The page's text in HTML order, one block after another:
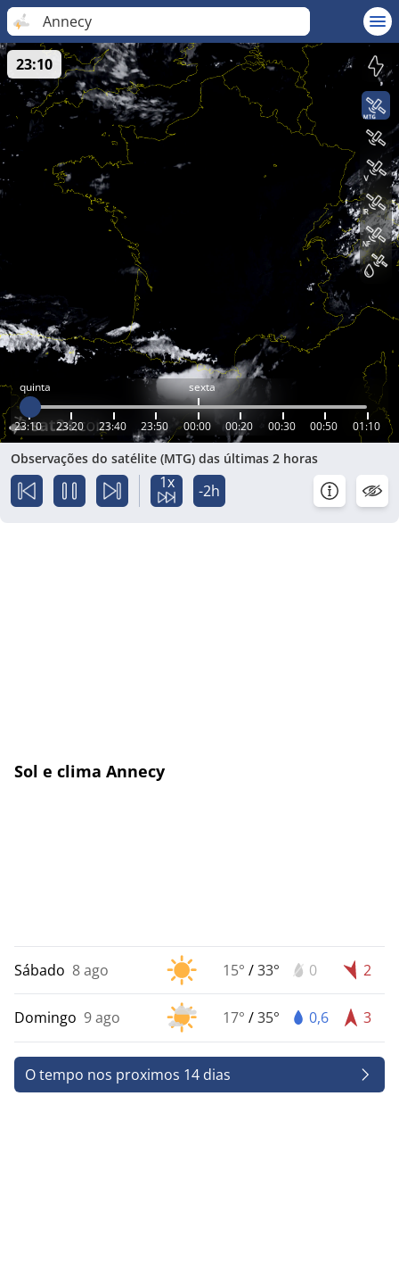
Annecy
quinta sexta
23:10 23:20 23:40 23:50 00:00 00:20 00:30 00:50 01:10
23:10
Observações do satélite (MTG) das últimas 2 horas
1x -2h
Sol e clima Annecy
Sábado 8 ago 15° /33° 0 2
Domingo 9 ago 17° /35° 0,6 3
O tempo nos proximos 14 dias